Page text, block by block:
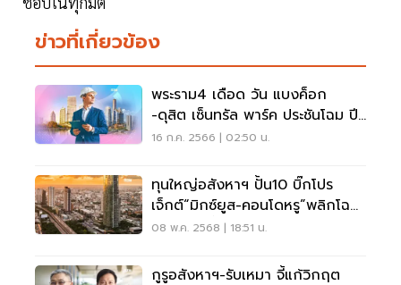
ข่าวที่เกี่ยวข้อง
พระราม4 เดือด วัน แบงค็อก
-ดุสิต เซ็นทรัล พาร์ค ประชันโฉม ปี
67 มิกซ์ยูสระดับโลก
16 ก.ค. 2566 | 02:50 น.
ทุนใหญ่อสังหาฯ ปั้น10 บิ๊กโปร
เจ็กต์“มิกซ์ยูส-คอนโดหรู”พลิกโฉม
กรุงเทพฯชั้นใน
08 พ.ค. 2568 | 18:51 น.
กูรูอสังหาฯ-รับเหมา จี้แก้วิกฤต